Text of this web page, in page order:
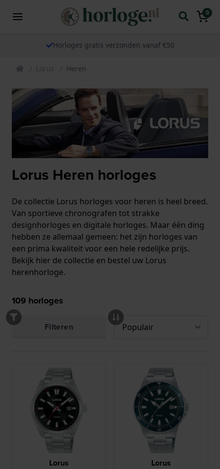
0
Horloges gratis verzonden vanaf €50
Lorus Heren
Lorus Heren horloges
De collectie Lorus horloges voor heren is heel breed.
Van sportieve chronografen tot strakke
designhorloges en digitale horloges. Maar één ding
hebben ze allemaal gemeen: het zijn horloges van
een prima kwaliteit voor een hele redelijke prijs.
Bekijk hier de collectie en bestel uw Lorus
herenhorloge.
109 horloges
Filteren
Lorus Lorus